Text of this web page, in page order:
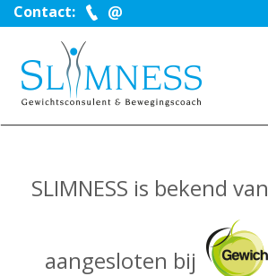
Contact:
SLIMNESS is bekend van
aangesloten bij